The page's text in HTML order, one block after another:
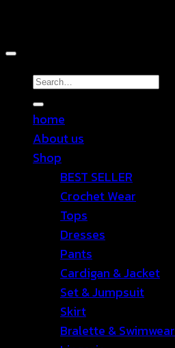
Search
for:
home
About us
Shop
BEST SELLER
Crochet Wear
Tops
Dresses
Pants
Cardigan & Jacket
Set & Jumpsuit
Skirt
Bralette & Swimwear